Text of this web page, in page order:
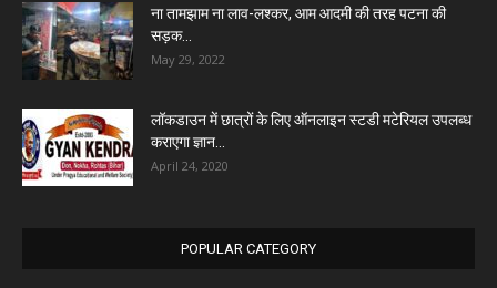
ना तामझाम ना लाव-लश्कर, आम आदमी की तरह पटना की
सड़क...
May 29, 2022
लॉकडाउन में छात्रों के लिए ऑनलाइन स्टडी मटेरियल उपलब्ध
कराएगा ज्ञान...
April 24, 2020
POPULAR CATEGORY